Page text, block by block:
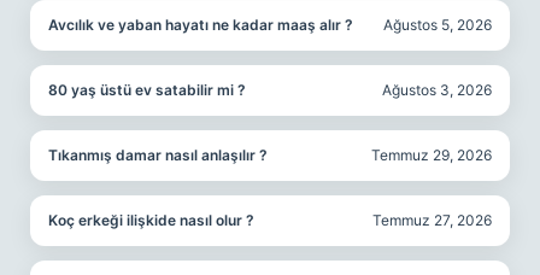
Avcılık ve yaban hayatı ne kadar maaş alır ? Ağustos 5, 2026
80 yaş üstü ev satabilir mi ? Ağustos 3, 2026
Tıkanmış damar nasıl anlaşılır ? Temmuz 29, 2026
Koç erkeği ilişkide nasıl olur ? Temmuz 27, 2026